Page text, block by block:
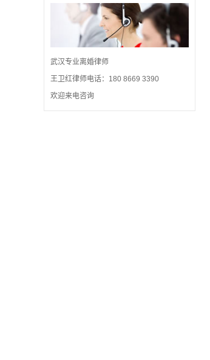
武汉专业离婚律师
王卫红律师电话：180 8669 3390
欢迎来电咨询